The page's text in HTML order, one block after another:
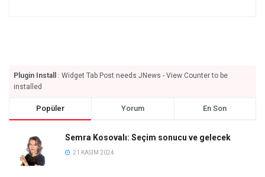
Plugin Install
: Widget Tab Post needs JNews - View Counter to be
installed
Popüler Yorum En Son
Semra Kosovalı: Seçim sonucu ve gelecek
21 KASIM 2024